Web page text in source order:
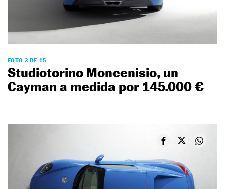
FOTO 3 DE 15
Studiotorino Moncenisio, un
Cayman a medida por 145.000 €